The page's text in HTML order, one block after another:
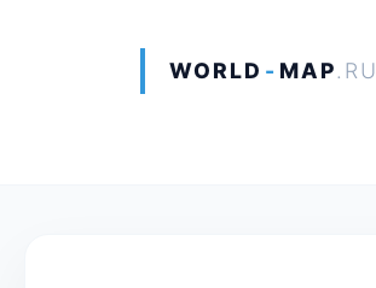
WORLD - MAP.RU